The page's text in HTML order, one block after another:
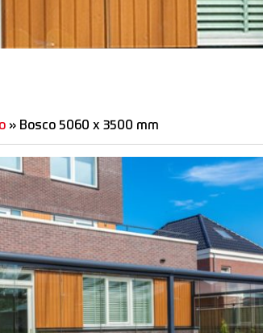
» Bosco 5060 x 3500 mm